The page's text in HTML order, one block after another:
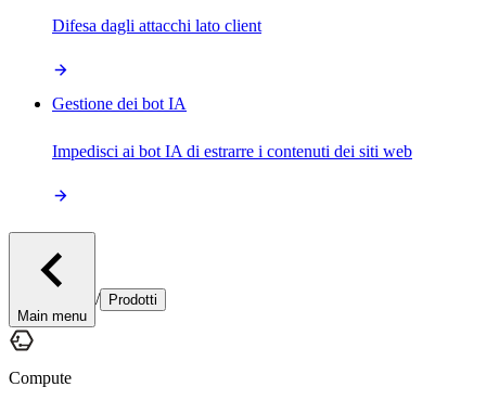
Difesa dagli attacchi lato client
Gestione dei bot IA
Impedisci ai bot IA di estrarre i contenuti dei siti web
Main menu
/ Prodotti
Compute